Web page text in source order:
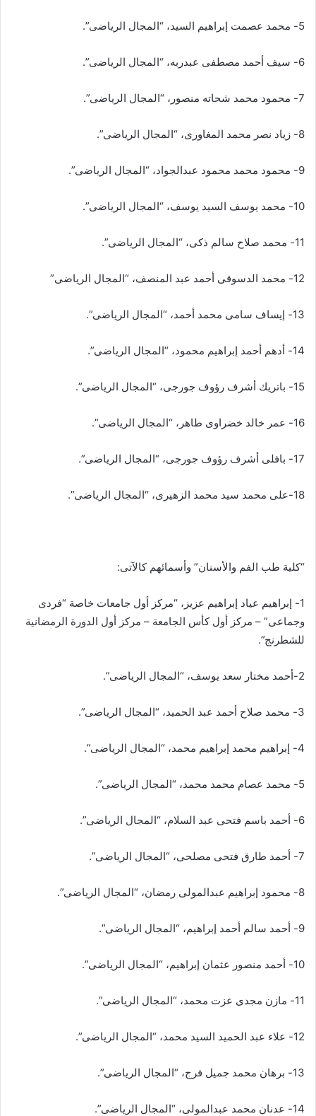
5- محمد عصمت إبراهيم السيد، “المجال الرياضى”.
6- سيف أحمد مصطفى عبدربه، “المجال الرياضى”.
7- محمود محمد شحاته منصور، “المجال الرياضى”.
8- زیاد نصر محمد المغاورى، “المجال الرياضى”.
9- محمود محمد محمود عبدالجواد، “المجال الرياضى”.
10- محمد يوسف السيد يوسف، “المجال الرياضى”.
11- محمد صلاح سالم ذکی، “المجال الرياضى”.
12- محمد الدسوقى أحمد عبد المنصف، “المجال الرياضى”
13- إيساف سامى محمد أحمد، “المجال الرياضى”.
14- أدهم أحمد إبراهيم محمود، “المجال الرياضى”.
15- باتريك أشرف رؤوف جورجى، “المجال الرياضى”.
16- عمر خالد خضراوی طاهر، “المجال الرياضى”.
17- بافلى أشرف رؤوف جورجى، “المجال الرياضى”.
18-علی محمد سيد محمد الزهيرى، “المجال الرياضى”.
“كلية طب الفم والأسنان” وأسمائهم كالآتى:
1- إبراهيم عياد إبراهيم عزيز، “مركز أول جامعات خاصة “فردى
وجماعى” – مركز أول كأس الجامعة – مركز أول الدورة الرمضانية
للشطرنج”.
2-أحمد مختار سعد يوسف، “المجال الرياضى”.
3- محمد صلاح أحمد عبد الحميد، “المجال الرياضى”.
4- إبراهيم محمد إبراهيم محمد، “المجال الرياضى”.
5- محمد عصام محمد محمد، “المجال الرياضى”.
6- أحمد باسم فتحى عبد السلام، “المجال الرياضى”.
7- أحمد طارق فتحى مصلحی، “المجال الرياضى”.
8- محمود إبراهيم عبدالمولى رمضان، “المجال الرياضى”.
9- أحمد سالم أحمد إبراهيم، “المجال الرياضى”.
10- أحمد منصور عثمان إبراهيم، “المجال الرياضى”.
11- مازن مجدى عزت محمد، “المجال الرياضى”.
12- علاء عبد الحميد السيد محمد، “المجال الرياضى”.
13- برهان محمد جميل فرج، “المجال الرياضى”.
14- عدنان محمد عبدالمولی، “المجال الرياضى”.